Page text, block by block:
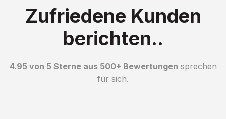
Zufriedene Kunden
berichten..
4.95 von 5 Sterne aus 500+ Bewertungen sprechen
für sich.